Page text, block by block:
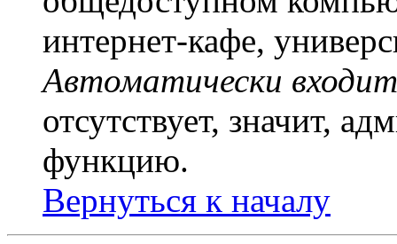
интернет-кафе,
Автоматически
отсутствует, значит,
функцию.
Вернуться к началу